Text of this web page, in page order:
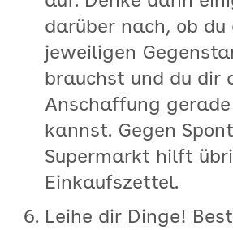
darüber nach, ob du
jeweiligen
brauchst und du dir
Anschaffung
kannst. Gegen
Supermarkt hilft
Einkaufszettel.
Leihe dir Dinge!